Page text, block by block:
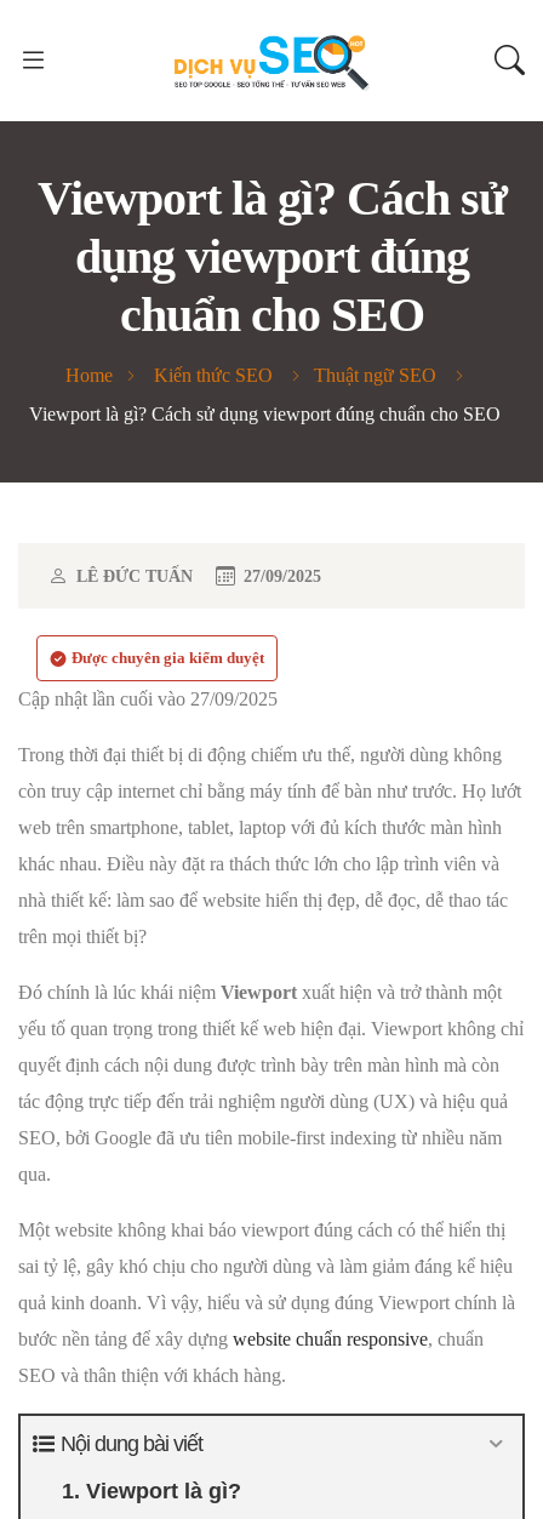
Viewport là gì? Cách sử
dụng viewport đúng
chuẩn cho SEO
Home Kiến thức SEO
Thuật ngữ SEO
Viewport là gì? Cách sử dụng viewport đúng chuẩn cho SEO
LÊ ĐỨC TUẤN 27/09/2025
Được chuyên gia kiểm duyệt
Cập nhật lần cuối vào 27/09/2025
Trong thời đại thiết bị di động chiếm ưu thế, người dùng không
còn truy cập internet chỉ bằng máy tính để bàn như trước. Họ lướt
web trên smartphone, tablet, laptop với đủ kích thước màn hình
khác nhau. Điều này đặt ra thách thức lớn cho lập trình viên và
nhà thiết kế: làm sao để website hiển thị đẹp, dễ đọc, dễ thao tác
trên mọi thiết bị?
Đó chính là lúc khái niệm Viewport xuất hiện và trở thành một
yếu tố quan trọng trong thiết kế web hiện đại. Viewport không chỉ
quyết định cách nội dung được trình bày trên màn hình mà còn
tác động trực tiếp đến trải nghiệm người dùng (UX) và hiệu quả
SEO, bởi Google đã ưu tiên mobile-first indexing từ nhiều năm
qua.
Một website không khai báo viewport đúng cách có thể hiển thị
sai tỷ lệ, gây khó chịu cho người dùng và làm giảm đáng kể hiệu
quả kinh doanh. Vì vậy, hiểu và sử dụng đúng Viewport chính là
bước nền tảng để xây dựng website chuẩn responsive, chuẩn
SEO và thân thiện với khách hàng.
Nội dung bài viết
1. Viewport là gì?